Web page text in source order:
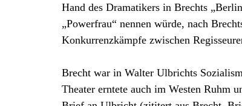
Hand des Dramatikers in Brechts
„Powerfrau“ nennen würde, nach
Konkurrenzkämpfe zwischen
Brecht war in Walter Ulbrichts
Theater erntete auch im Westen Ruhm